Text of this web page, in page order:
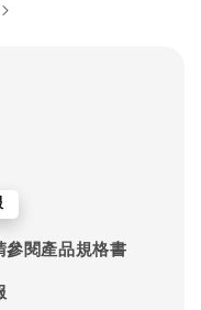
閱產品規格書